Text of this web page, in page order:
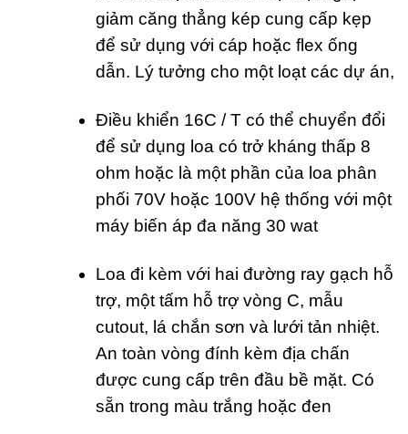
giảm căng thẳng kép cung cấp kẹp
để sử dụng với cáp hoặc flex ống
dẫn. Lý tưởng cho một loạt các dự án,
Điều khiển 16C / T có thể chuyển đổi
để sử dụng loa có trở kháng thấp 8
ohm hoặc là một phần của loa phân
phối 70V hoặc 100V hệ thống với một
máy biến áp đa năng 30 wat
Loa đi kèm với hai đường ray gạch hỗ
trợ, một tấm hỗ trợ vòng C, mẫu
cutout, lá chắn sơn và lưới tản nhiệt.
An toàn vòng đính kèm địa chấn
được cung cấp trên đầu bề mặt. Có
sẵn trong màu trắng hoặc đen